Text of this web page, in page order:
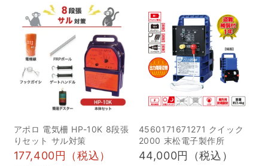
できるように「カブトム
シの捕獲体験」「ミツバ
チの蜂蜜収穫体験」「椎
茸の収穫体験」などを行
うことで子供たちに自然
に触れ合ってもらえる機
会を提供していきたいと
要】 ・実施場所イノホイ
の森（宮崎市国富町森
アポロ 電気柵 HP-10K 8段張
りセット サル対策
177,400円（税込）
4560171671271 クイック
2000 末松電子製作所
44,000円（税込）